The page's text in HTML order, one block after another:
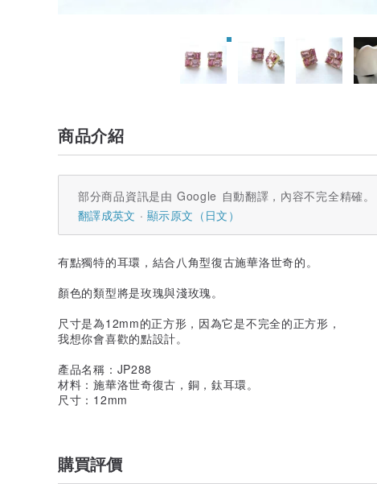
商品介紹
部分商品資訊是由 Google 自動翻譯，內容不完全精確。
翻譯成英文
顯示原文（日文）
有點獨特的耳環，結合八角型復古施華洛世奇的。
顏色的類型將是玫瑰與淺玫瑰。
尺寸是為12mm的正方形，因為它是不完全的正方形，
我想你會喜歡的點設計。
產品名稱：JP288
材料：施華洛世奇復古，銅，鈦耳環。
尺寸：12mm
購買評價